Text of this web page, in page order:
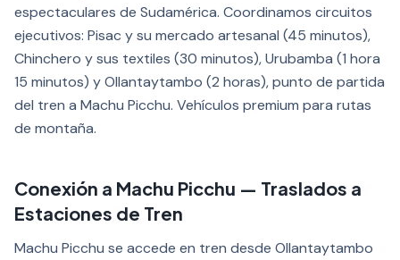
espectaculares de Sudamérica. Coordinamos circuitos
ejecutivos: Pisac y su mercado artesanal (45 minutos),
Chinchero y sus textiles (30 minutos), Urubamba (1 hora
15 minutos) y Ollantaytambo (2 horas), punto de partida
del tren a Machu Picchu. Vehículos premium para rutas
de montaña.
Conexión a Machu Picchu — Traslados a
Estaciones de Tren
Machu Picchu se accede en tren desde Ollantaytambo